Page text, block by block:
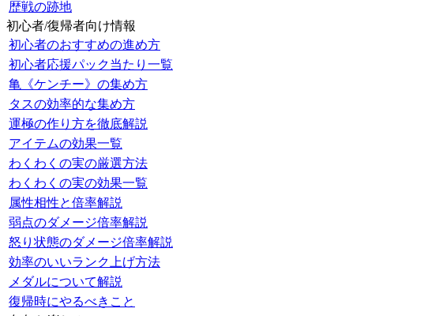
歴戦の跡地
初心者/復帰者向け情報
初心者のおすすめの進め方
初心者応援パック当たり一覧
亀《ケンチー》の集め方
タスの効率的な集め方
運極の作り方を徹底解説
アイテムの効果一覧
わくわくの実の厳選方法
わくわくの実の効果一覧
属性相性と倍率解説
弱点のダメージ倍率解説
怒り状態のダメージ倍率解説
効率のいいランク上げ方法
メダルについて解説
復帰時にやるべきこと